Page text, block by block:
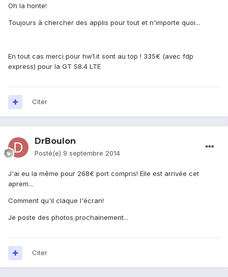
Oh la honte!
Toujours à chercher des applis pour tout et n'importe quoi...
En tout cas merci pour hw1.it sont au top ! 335€ (avec fdp
express) pour la GT S8.4 LTE
Citer
DrBoulon
Posté(e) 9 septembre 2014
J'ai eu la même pour 268€ port compris! Elle est arrivée cet
aprem...
Comment qu'il claque l'écran!
Je poste des photos prochainement...
Citer